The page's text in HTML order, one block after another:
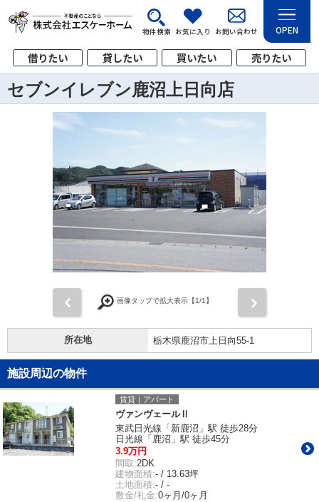
物件検索 お気に入り お問い合わせ OPEN
借りたい 貸したい 買いたい 売りたい
セブンイレブン鹿沼上日向店
画像タップで拡大表示【1/1】
所在地 栃木県鹿沼市上日向55-1
施設周辺の物件
賃貸｜アパート
ヴァンヴェールⅡ
東武日光線「新鹿沼」駅 徒歩28分
日光線「鹿沼」駅 徒歩45分
3.9万円
間取:2DK
建物面積:- / 13.63坪
土地面積:- / -
敷金/礼金:0ヶ月/0ヶ月